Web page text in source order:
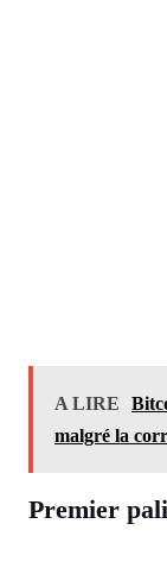
A LIRE
malgré la
Premier